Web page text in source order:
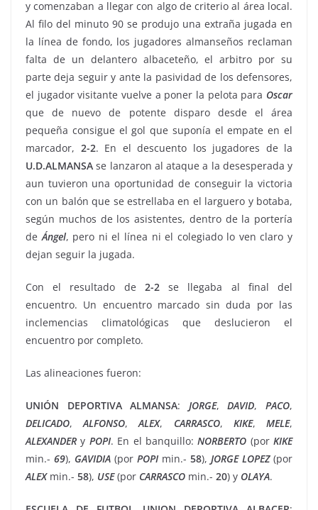
y comenzaban a llegar con algo de criterio al área local.
Al filo del minuto 90 se produjo una extraña jugada en
la línea de fondo, los jugadores almanseños reclaman
falta de un delantero albaceteño, el arbitro por su
parte deja seguir y ante la pasividad de los defensores,
el jugador visitante vuelve a poner la pelota para Oscar
que de nuevo de potente disparo desde el área
pequeña consigue el gol que suponía el empate en el
marcador, 2-2. En el descuento los jugadores de la
U.D.ALMANSA se lanzaron al ataque a la desesperada y
aun tuvieron una oportunidad de conseguir la victoria
con un balón que se estrellaba en el larguero y botaba,
según muchos de los asistentes, dentro de la portería
deÁngel, pero ni el línea ni el colegiado lo ven claro y
dejan seguir la jugada.
Con el resultado de 2-2se llegaba al final del
encuentro. Un encuentro marcado sin duda por las
inclemencias climatológicas que deslucieron el
encuentro por completo.
Las alineaciones fueron:
UNIÓN DEPORTIVA ALMANSA: JORGE,DAVID,PACO,
DELICADO,ALFONSO,ALEX, CARRASCO, KIKE,MELE,
ALEXANDER y POPI. En el banquillo:NORBERTO (porKIKE
min.- 69), GAVIDIA (por POPI min.- 58), JORGE LOPEZ(por
ALEXmin.- 58), USE(por CARRASCO min.- 20) y OLAYA.